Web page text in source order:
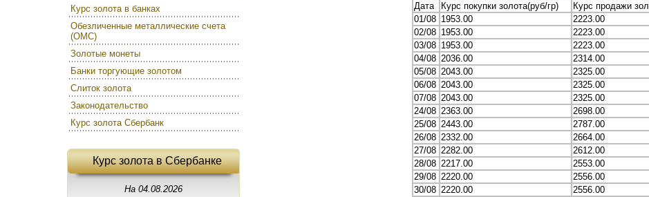
Дата Курс покупки золота(руб/гр)
Курс продажи
01/08 1953.00
2223.00
02/08 1953.00
2223.00
03/08 1953.00
2223.00
04/08 2036.00
2314.00
05/08 2043.00
2325.00
06/08 2043.00
2325.00
07/08 2043.00
2325.00
24/08 2363.00
2698.00
25/08 2443.00
2787.00
26/08 2332.00
2664.00
27/08 2282.00
2612.00
28/08 2217.00
2553.00
29/08 2220.00
2556.00
30/08 2220.00
2556.00
Курс золота в банках
Обезличенные металлические счета
(ОМС)
Золотые монеты
Банки торгующие золотом
Слиток золота
Законодательство
Курс золота Сбербанк
Курс золота в Сбербанке
На 04.08.2026